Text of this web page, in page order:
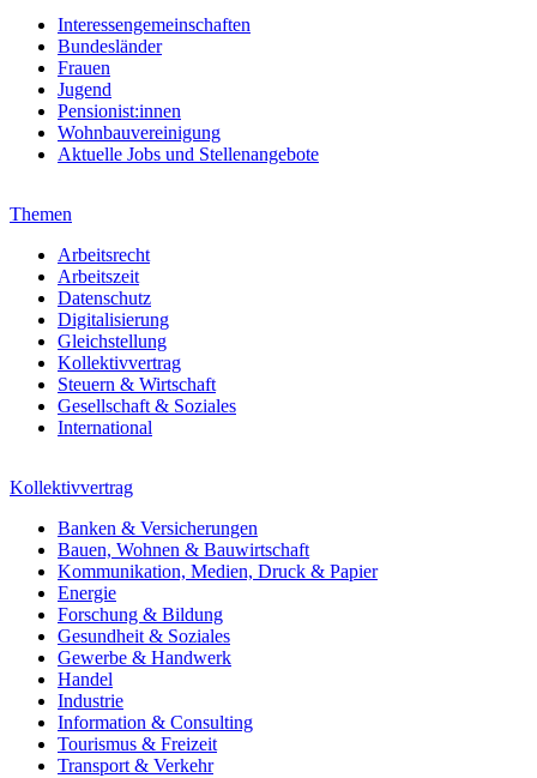
Interessengemeinschaften
Bundesländer
Frauen
Jugend
Pensionist:innen
Wohnbauvereinigung
Aktuelle Jobs und Stellenangebote
Themen
Arbeitsrecht
Arbeitszeit
Datenschutz
Digitalisierung
Gleichstellung
Kollektivvertrag
Steuern & Wirtschaft
Gesellschaft & Soziales
International
Kollektivvertrag
Banken & Versicherungen
Bauen, Wohnen & Bauwirtschaft
Kommunikation, Medien, Druck & Papier
Energie
Forschung & Bildung
Gesundheit & Soziales
Gewerbe & Handwerk
Handel
Industrie
Information & Consulting
Tourismus & Freizeit
Transport & Verkehr